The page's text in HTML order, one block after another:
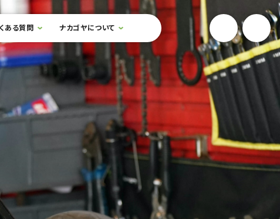
ある質問 ナカゴヤについて 検索フォームを開閉する YouTube